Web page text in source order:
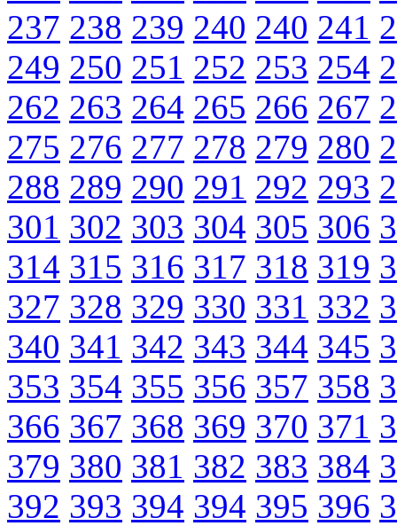
237 238 239 240 240 241
249 250 251 252 253 254
262 263 264 265 266 267
275 276 277 278 279 280
288 289 290 291 292 293
301 302 303 304 305 306
314 315 316 317 318 319
327 328 329 330 331 332
340 341 342 343 344 345
353 354 355 356 357 358
366 367 368 369 370 371
379 380 381 382 383 384
392 393 394 394 395 396